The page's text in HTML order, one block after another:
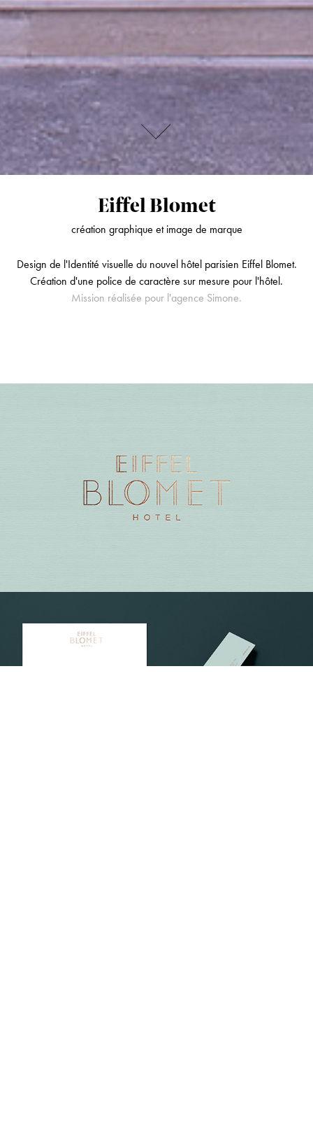
Eiffel Blomet
création graphique et image de marque
Design de l'Identité visuelle du nouvel hôtel parisien Eiffel Blomet.
Création d'une police de caractère sur mesure pour l'hôtel.
Mission réalisée pour l'agence Simone.